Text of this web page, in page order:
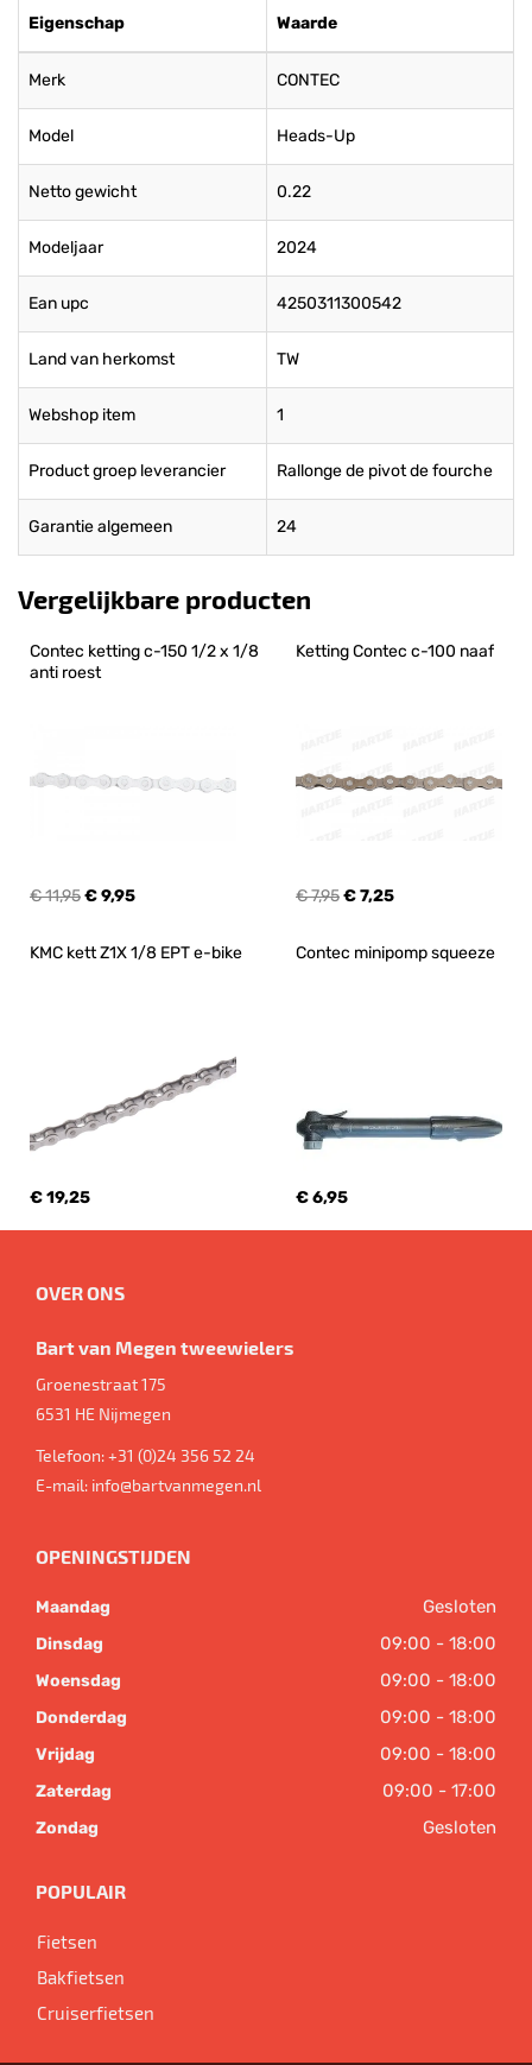
Eigenschap Waarde
Merk CONTEC
Model Heads-Up
Netto gewicht 0.22
Modeljaar 2024
Ean upc 4250311300542
Land van herkomst TW
Webshop item 1
Product groep leverancier Rallonge de pivot de fourche
Garantie algemeen 24
Vergelijkbare producten
Contec ketting c-150 1/2 x 1/8
anti roest
€ 11,95€ 9,95
Ketting Contec c-100 naaf
€ 7,95€ 7,25
KMC kett Z1X 1/8 EPT e-bike
€ 19,25
Contec minipomp squeeze
€ 6,95
OVER ONS
Bart van Megen tweewielers
Groenestraat 175
6531 HE Nijmegen
Telefoon:+31 (0)24 356 52 24
E-mail: info@bartvanmegen.nl
OPENINGSTIJDEN
Maandag Gesloten
Dinsdag 09:00 - 18:00
Woensdag 09:00 - 18:00
Donderdag 09:00 - 18:00
Vrijdag 09:00 - 18:00
Zaterdag 09:00 - 17:00
Zondag Gesloten
POPULAIR
Fietsen
Bakfietsen
Cruiserfietsen